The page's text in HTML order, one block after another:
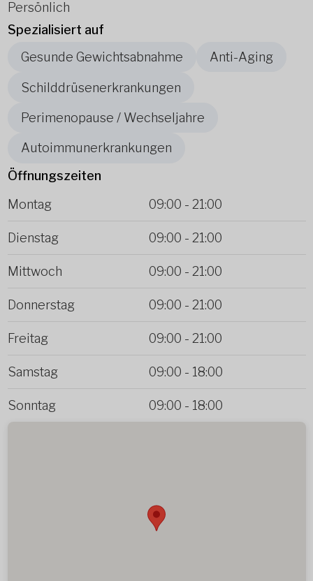
Persönlich
Spezialisiert auf
Gesunde Gewichtsabnahme
Anti-Aging
Schilddrüsenerkrankungen
Perimenopause / Wechseljahre
Autoimmunerkrankungen
Öffnungszeiten
Montag
09:00 - 21:00
Dienstag 09:00 - 21:00
Mittwoch 09:00 - 21:00
Donnerstag 09:00 - 21:00
Freitag 09:00 - 21:00
Samstag 09:00 - 18:00
Sonntag 09:00 - 18:00